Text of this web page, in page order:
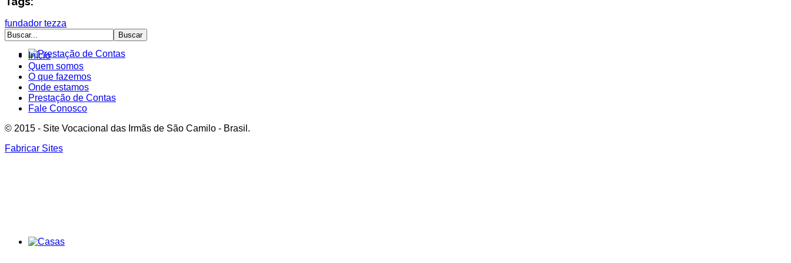
fundador tezza
Início
Quem somos
O que fazemos
Onde estamos
Prestação de Contas
Fale Conosco
© 2015 - Site Vocacional das Irmãs de São Camilo - Brasil.
Fabricar Sites